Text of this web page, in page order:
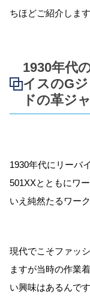
ちほどご紹介しま
1930年代
イスのG
ドの革ジ
1930年代にリーバ
501XXとともにワ
いえ純然たるワー
現代でこそファッ
ますが当時の作業
い興味はあるんで